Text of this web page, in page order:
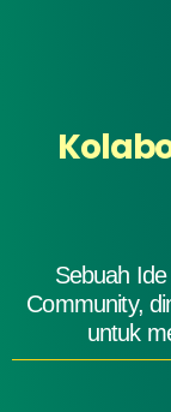
Sebuah
Community,
untuk